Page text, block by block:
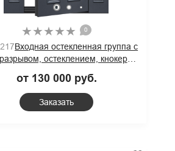
0
Входная остекленная группа с
остеклением, кнокером
от 130 000 руб.
Заказать